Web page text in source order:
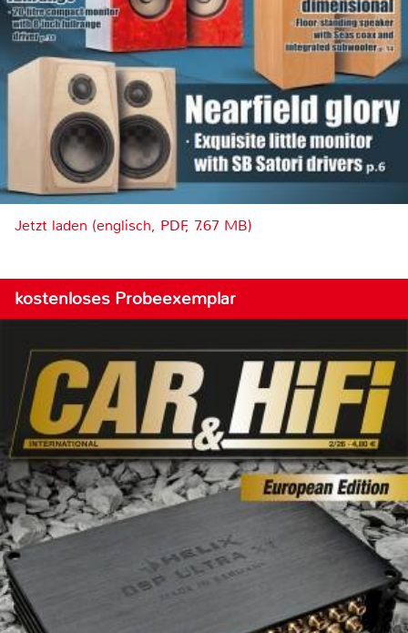
Jetzt laden (englisch, PDF, 7.67 MB)
kostenloses Probeexemplar